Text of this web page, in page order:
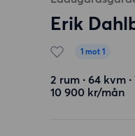
Erik
1 mot 1
2 rum ∙ 64 kvm ∙
10 900 kr/mån